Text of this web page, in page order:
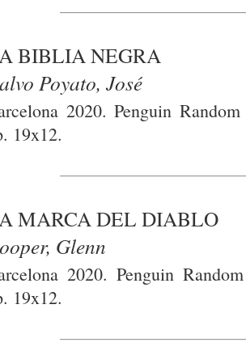
BIBLIA NEGRA
Poyato, José
2020. Penguin
19x12.
MARCA DEL DIABLO
Glenn
2020. Penguin
19x12.